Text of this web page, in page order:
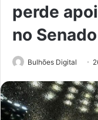
perde
no Senado
Bulhões Digital